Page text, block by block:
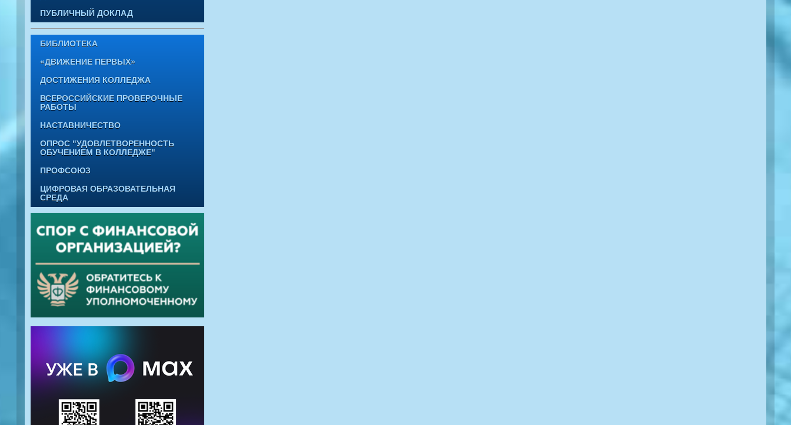
ПУБЛИЧНЫЙ ДОКЛАД
БИБЛИОТЕКА
«ДВИЖЕНИЕ ПЕРВЫХ»
ДОСТИЖЕНИЯ КОЛЛЕДЖА
ВСЕРОССИЙСКИЕ ПРОВЕРОЧНЫЕ
РАБОТЫ
НАСТАВНИЧЕСТВО
ОПРОС "УДОВЛЕТВОРЕННОСТЬ
ОБУЧЕНИЕМ В КОЛЛЕДЖЕ"
ПРОФСОЮЗ
ЦИФРОВАЯ ОБРАЗОВАТЕЛЬНАЯ
СРЕДА